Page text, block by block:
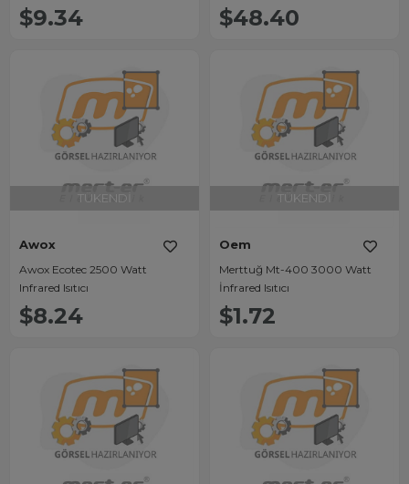
$9.34
Yatık Soba
$48.40
TÜKENDI
Awox
Awox Ecotec 2500 Watt
Infrared Isıtıcı
$8.24
TÜKENDI
Oem
Merttuğ Mt-400 3000 Watt
İnfrared Isıtıcı
$1.72